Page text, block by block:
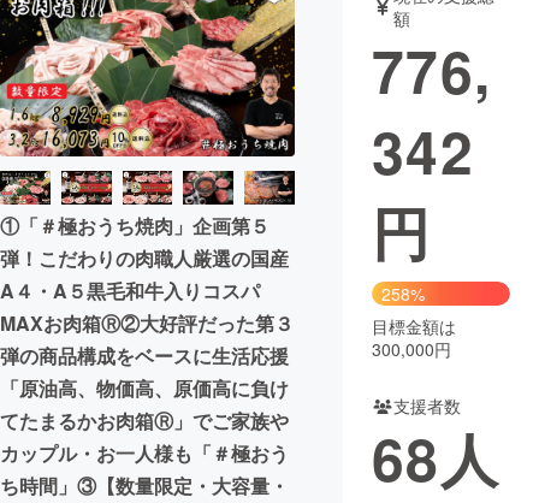
テクノロジー・ガジェット
映像・映画 書籍・雑誌
ビジネス・起業 チャレンジ
まちづくり・地域活性化
CAMPFIRE for Social Good
CAMPFIRE Creation
CAMPFIREふるさと納税 machi-ya コミュニティ
①「＃極おうち焼肉」企画第５
弾！こだわりの肉職人厳選の国産
A４・A５黒毛和牛入りコスパ
MAXお肉箱Ⓡ②大好評だった第３
弾の商品構成をベースに生活応援
「原油高、物価高、原価高に負け
てたまるかお肉箱Ⓡ」でご家族や
カップル・お一人様も「＃極おう
ち時間」③【数量限定・大容量・
額
776,
342
円
258%
目標金額は
300,000円
支援者数
68人